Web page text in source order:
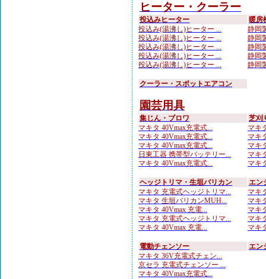
ヒーター・クーラー
投込みヒーター
投込み(湯沸し)ヒーター ...
投込み(湯沸し)ヒーター ...
投込み(湯沸し)ヒーター ...
投込み(湯沸し)ヒーター ...
投込み(湯沸し)ヒーター ...
暖房
静岡
静岡
静岡
静岡
静岡
クーラー・スポットエアコン
園芸用具
集じん・ブロワ
マキタ 40Vmax充電式...
マキタ 40Vmax充電式...
マキタ 40Vmax充電式...
日東工器 携帯型バッテリー...
マキタ 40Vmax充電式...
芝刈
マキ
マキ
マキ
マキ
マキ
ヘッジトリマ・生垣バリカン
マキタ 充電式ヘッジトリマ...
マキタ 生垣バリカンMUH...
マキタ 40Vmax 充電...
マキタ 充電式ヘッジトリマ...
マキタ 40Vmax 充電...
エン
マキ
マキ
マキ
マキ
マキ
電動チェンソー
マキタ 36V充電式チェン...
京セラ 充電式チェンソー ...
マキタ 40Vmax充電式...
エン